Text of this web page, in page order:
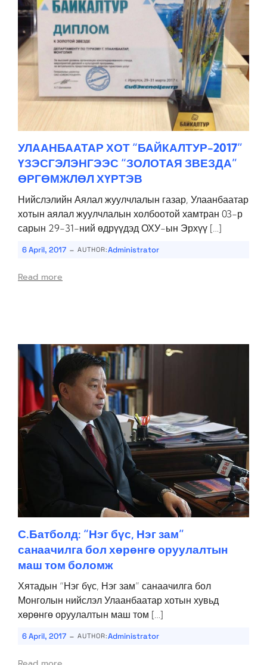
УЛААНБААТАР ХОТ “БАЙКАЛТУР-2017”
ҮЗЭСГЭЛЭНГЭЭС “ЗОЛОТАЯ ЗВЕЗДА”
ӨРГӨМЖЛӨЛ ХҮРТЭВ
Нийслэлийн Аялал жуулчлалын газар, Улаанбаатар
хотын аялал жуулчлалын холбоотой хамтран 03-р
сарын 29-31-ний өдрүүдэд ОХУ-ын Эрхүү […]
6 April, 2017 - AUTHOR:Administrator
Read more
С.Батболд: “Нэг бүс, Нэг зам”
санаачилга бол хөрөнгө оруулалтын
маш том боломж
Хятадын “Нэг бүс, Нэг зам” санаачилга бол
Монголын нийслэл Улаанбаатар хотын хувьд
хөрөнгө оруулалтын маш том […]
6 April, 2017 - AUTHOR:Administrator